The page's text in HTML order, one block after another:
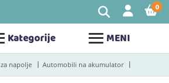
Kategorije MENI
0
napolje Automobili na akumulator